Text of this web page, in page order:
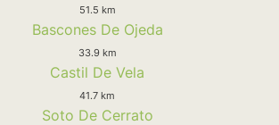
51.5 km
Bascones De Ojeda
33.9 km
Castil De Vela
41.7 km
Soto De Cerrato